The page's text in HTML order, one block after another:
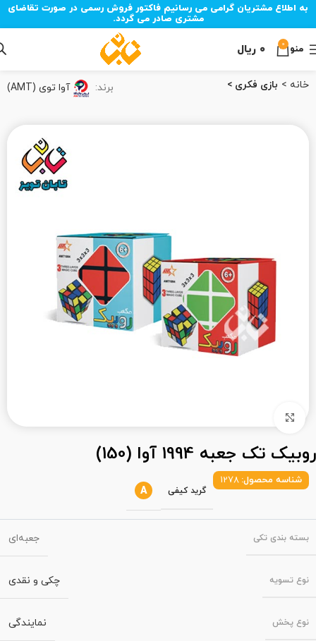
به اطلاع مشتریان گرامی می رسانیم فاکتور فروش رسمی در صورت تقاضای
مشتری صادر می گردد.
منو 0 ۰ ریال
خانه بازی فکری برند: آوا توی (AMT)
روبیک تک جعبه 1994 آوا (150)
شناسه محصول: 1278
گرید کیفی A
بسته‌ بندی تکی جعبه‌ای
نوع تسویه چکی و نقدی
نوع پخش نمایندگی